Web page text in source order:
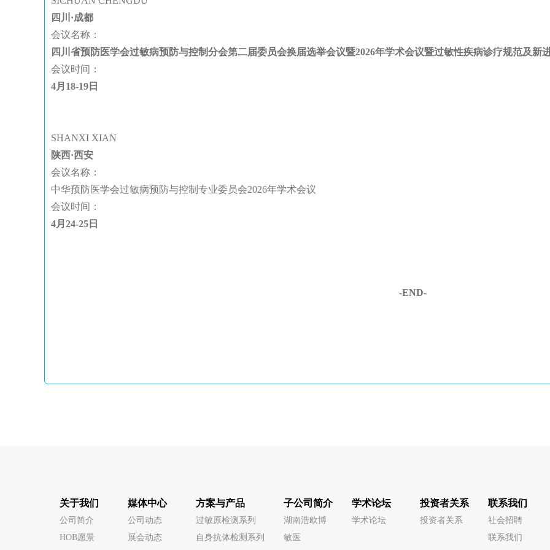
四川·成都
会议名称：
四川省预防医学会过敏病预防与控制分会第二届委员会换届选举会议暨2026年学术会议暨过敏性疾病诊疗规范及新
会议时间：
4月18-19日
SHANXI XIAN
陕西·西安
会议名称：
中华预防医学会过敏病预防与控制专业委员会2026年学术会议
会议时间：
4月24-25日
-END-
关于我们
公司简介
HOB愿景
媒体中心
公司动态
展会动态
方案与产品
过敏原检测系列
自身抗体检测系列
子公司简介
湖南浩欧博
敏医
学术论坛
学术论坛
投资者关系
投资者关系
联系我们
社会招聘
联系我们